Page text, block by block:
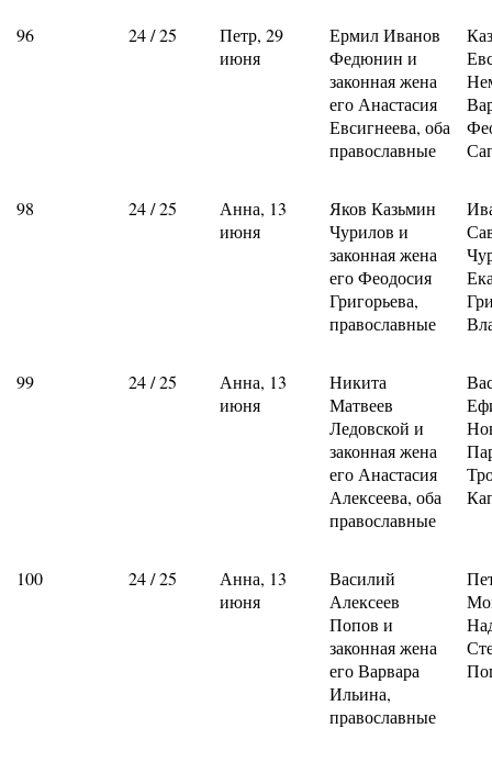
96 24 / 25
Петр, 29
июня
Ермил Иванов
Федюнин и
законная жена
его Анастасия
Евсигнеева, оба
православные
98 24 / 25
Анна, 13
июня
Яков Казьмин
Чурилов и
законная жена
его Феодосия
Григорьева,
православные
99 24 / 25
Анна, 13
июня
Никита
Матвеев
Ледовской и
законная жена
его Анастасия
Алексеева, оба
православные
100 24 / 25
Анна, 13
июня
Василий
Алексеев
Попов и
законная жена
его Варвара
Ильина,
православные